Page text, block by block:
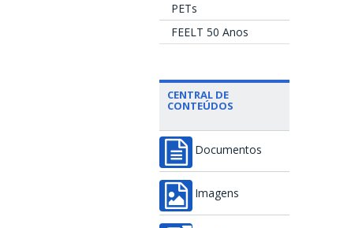
PETs
FEELT 50 Anos
CENTRAL DE
CONTEÚDOS
Documentos
Imagens